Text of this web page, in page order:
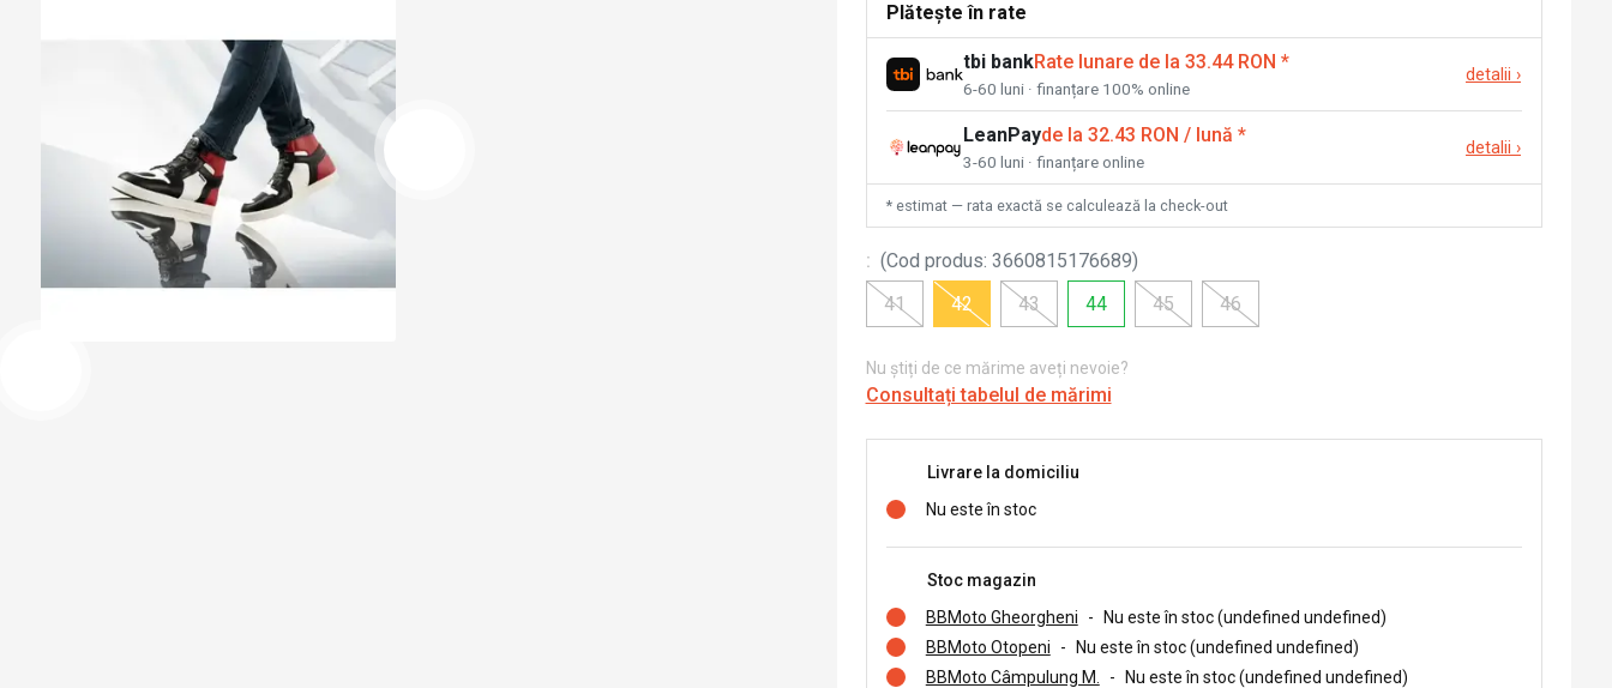
Plătește în rate
tbi bankRate lunare de la 33.44 RON *
6-60 luni · finanțare 100% online
detalii ›
LeanPayde la 32.43 RON / lună *
3-60 luni · finanțare online
detalii ›
* estimat — rata exactă se calculează la check-out
: (Cod produs: 3660815176689)
41
42 43 44 45 46
Nu știți de ce mărime aveți nevoie?
Consultați tabelul de mărimi
Livrare la domiciliu
Nu este în stoc
Stoc magazin
BBMoto Gheorgheni
-
Nu este în stoc (undefined undefined)
BBMoto Otopeni
-
Nu este în stoc (undefined undefined)
BBMoto Câmpulung M.
- Nu este în stoc (undefined undefined)